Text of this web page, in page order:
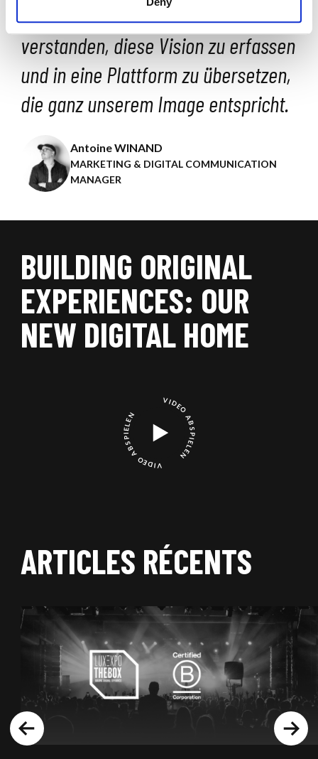
begleiten. Vanksen hat es
verstanden, diese Vision zu erfassen
und in eine Plattform zu übersetzen,
die ganz unserem Image entspricht.
Antoine WINAND
MARKETING & DIGITAL COMMUNICATION
MANAGER
BUILDING ORIGINAL
EXPERIENCES: OUR
NEW DIGITAL HOME
VIDEO ABSPIELENVIDEO ABSPIELEN
ARTICLES RÉCENTS
Previous Next